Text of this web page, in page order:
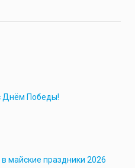
Днём Победы!
майские праздники 2026